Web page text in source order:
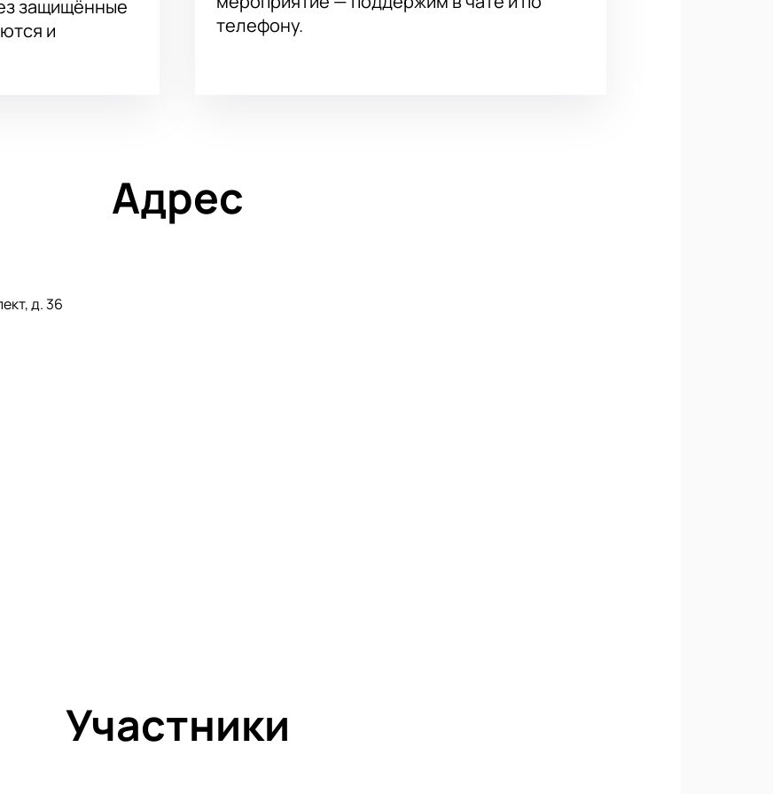
защищённые
и
телефону.
Адрес
д. 36
Участники